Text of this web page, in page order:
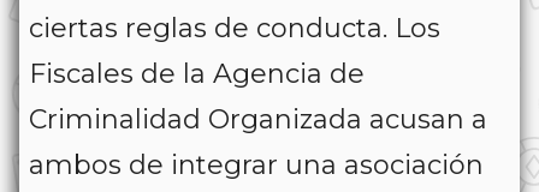
ciertas reglas de conducta. Los
Fiscales de la Agencia de
Criminalidad Organizada acusan a
ambos de integrar una asociación